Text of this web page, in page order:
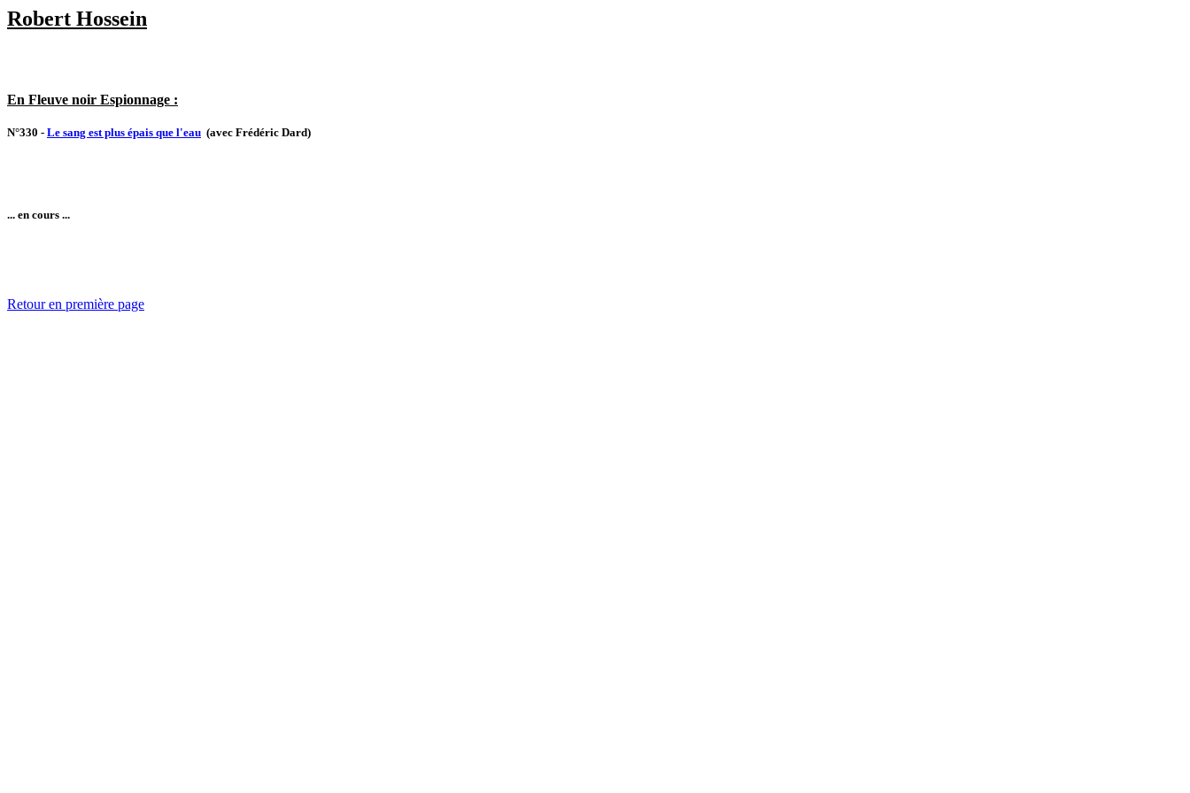
Robert Hossein
En Fleuve noir Espionnage :
N°330 - Le sang est plus épais que l'eau (avec Frédéric Dard)
... en cours ...
Retour en première page